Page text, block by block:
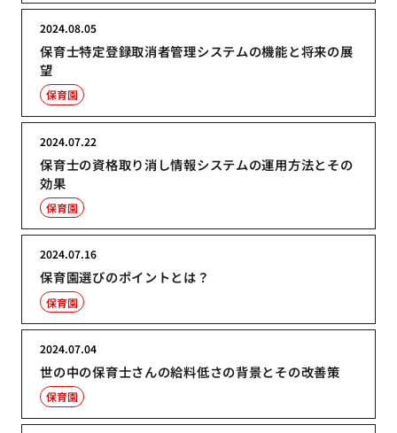
保育士特定登録取消者管理システムの機能と将来の展
望
2024.08.05
保育園
保育士の資格取り消し情報システムの運用方法とその
効果
2024.07.22
保育園
保育園選びのポイントとは？
2024.07.16
保育園
世の中の保育士さんの給料低さの背景とその改善策
2024.07.04
保育園